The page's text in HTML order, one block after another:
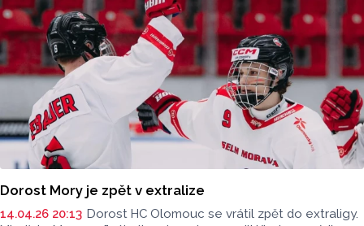
Dorost Mory je zpět v extralize
14.04.26 20:13 Dorost HC Olomouc se vrátil zpět do extraligy.